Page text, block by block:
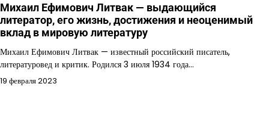
Михаил Ефимович Литвак — выдающийся
литератор, его жизнь, достижения и неоценимый
вклад в мировую литературу
Михаил Ефимович Литвак — известный российский писатель,
литературовед и критик. Родился 3 июля 1934 года…
19 февраля 2023